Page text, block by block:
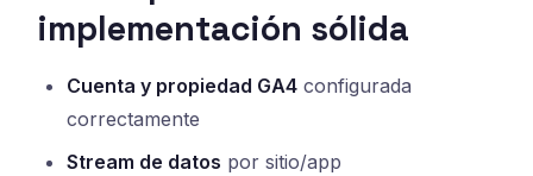
implementación sólida
Cuenta y propiedad GA4 configurada
correctamente
Stream de datos por sitio/app